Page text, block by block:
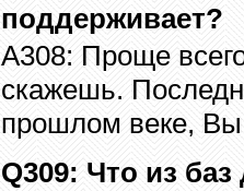
поддерживает?
A308: Проще
скажешь.
прошлом веке, Вы
Q309: Что из